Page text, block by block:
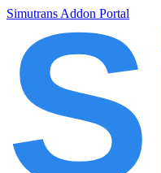
Simutrans Addon Portal